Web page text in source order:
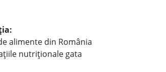
alimente din România
nutriționale gata